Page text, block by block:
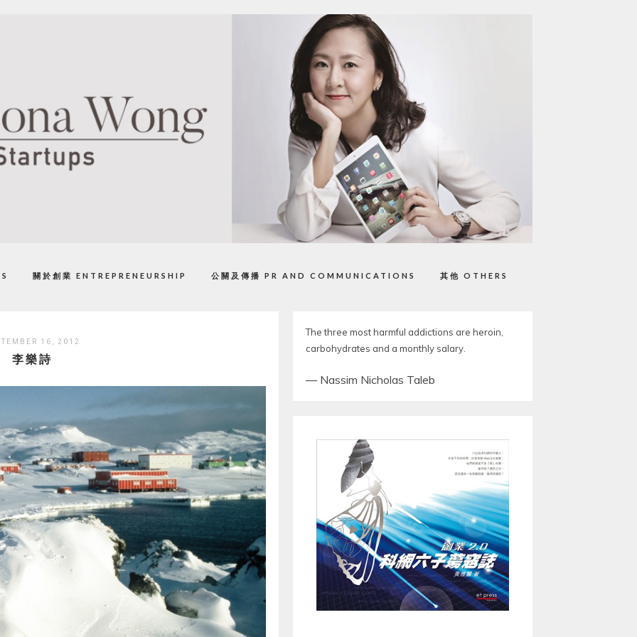
關於創業 ENTREPRENEURSHIP 公關及傳播 PR AND COMMUNICATIONS 其他 OTHERS
16, 2012
李樂詩
The three most harmful addictions are heroin,
carbohydrates and a monthly salary.
— Nassim Nicholas Taleb